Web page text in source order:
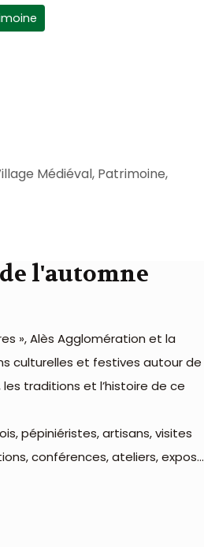
Médiéval, Patrimoine,
l'automne
», Alès Agglomération et la
culturelles et festives autour de
traditions et l’histoire de ce
pépiniéristes, artisans, visites
conférences, ateliers, expos...